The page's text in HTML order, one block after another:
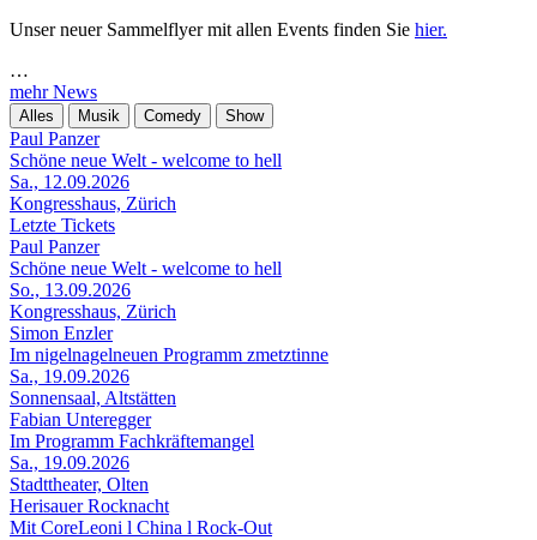
Unser neuer Sammelflyer mit allen Events finden Sie hier.
…
mehr News
Alles Musik Comedy Show
Paul Panzer
Schöne neue Welt - welcome to hell
Sa., 12.09.2026
Kongresshaus, Zürich
Letzte Tickets
Paul Panzer
Schöne neue Welt - welcome to hell
So., 13.09.2026
Kongresshaus, Zürich
Simon Enzler
Im nigelnagelneuen Programm zmetztinne
Sa., 19.09.2026
Sonnensaal, Altstätten
Fabian Unteregger
Im Programm Fachkräftemangel
Sa., 19.09.2026
Stadttheater, Olten
Herisauer Rocknacht
Mit CoreLeoni l China l Rock-Out